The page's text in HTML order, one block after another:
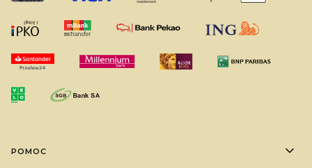
Linki w stopce
POMOC